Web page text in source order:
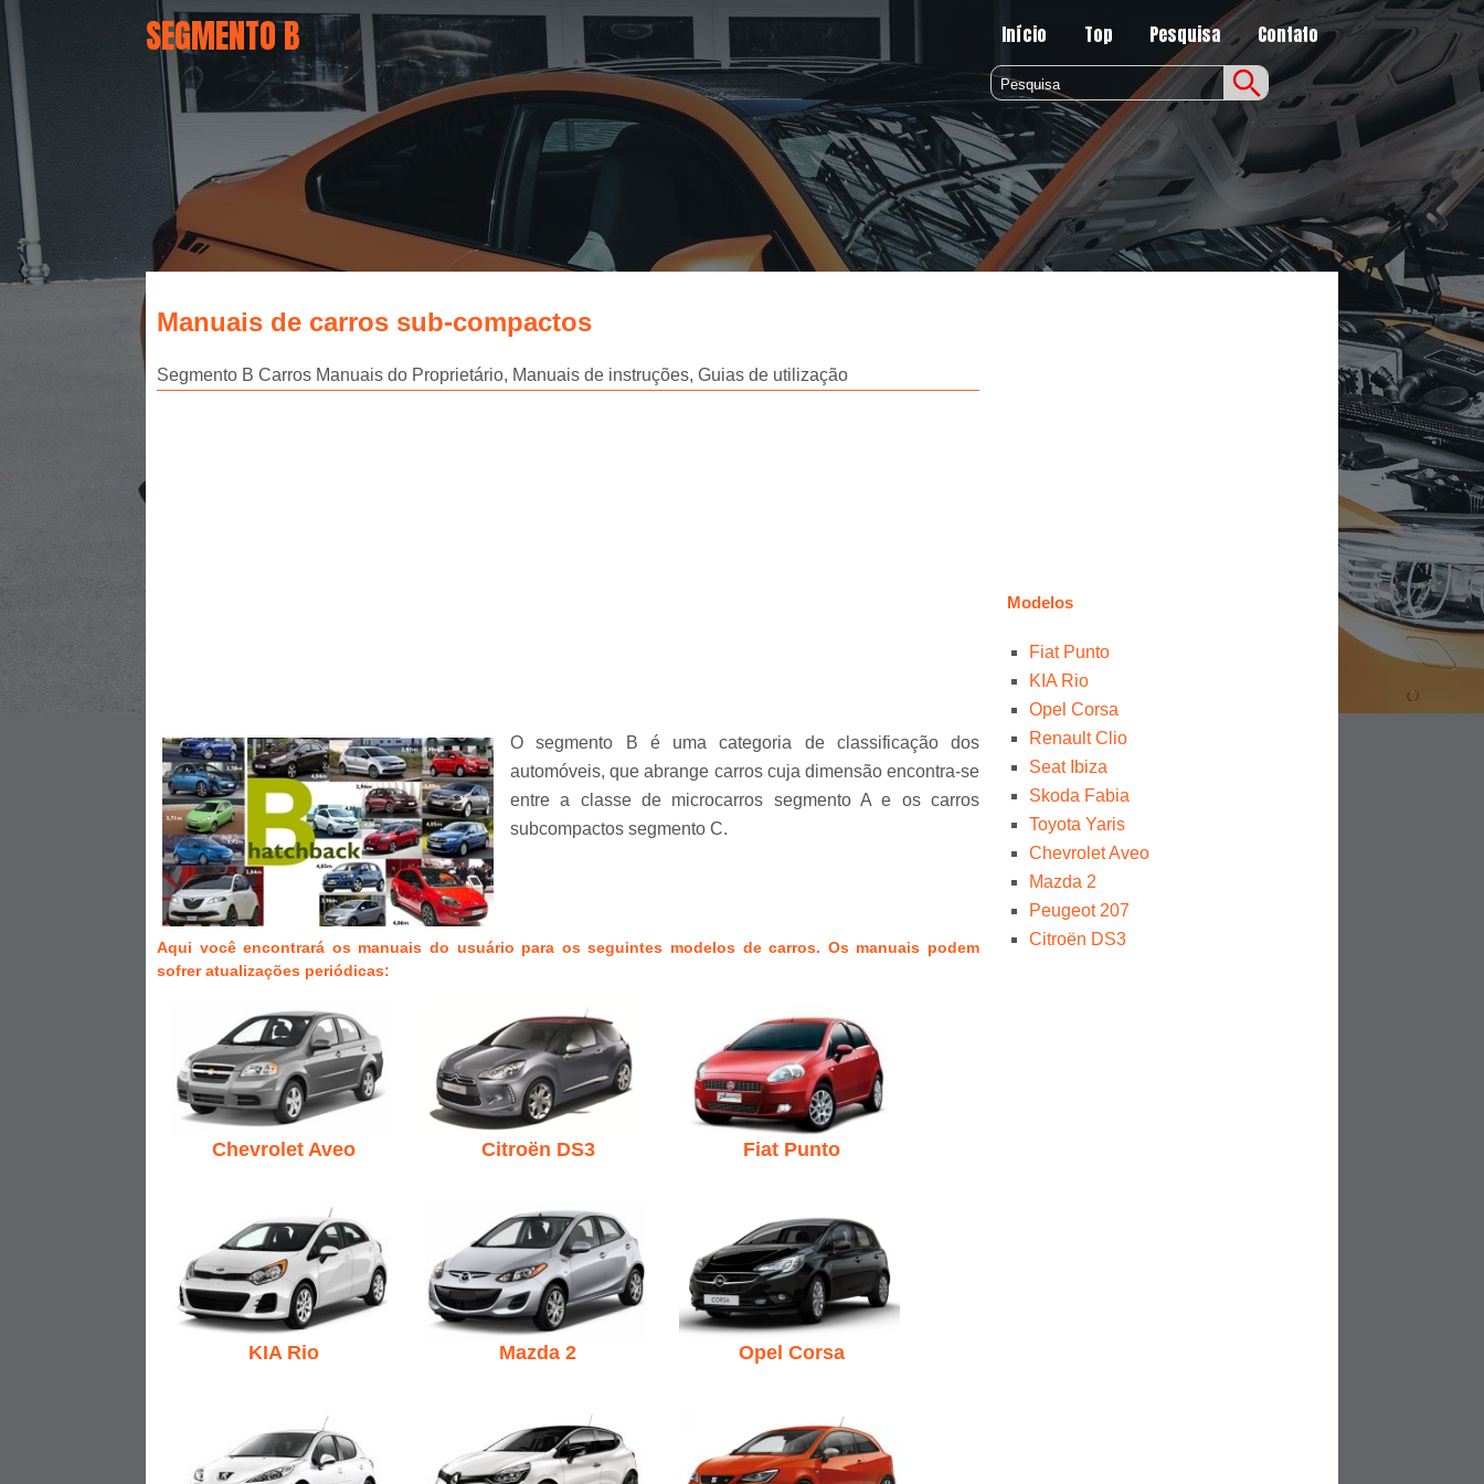
SEGMENTO B Início Top Pesquisa Contato
Manuais de carros sub-compactos
Segmento B Сarros Manuais do Proprietário, Manuais de instruções, Guias de utilização
O segmento B é uma categoria de classificação dos
automóveis, que abrange carros cuja dimensão encontra-se
entre a classe de microcarros segmento A e os carros
subcompactos segmento C.
Aqui você encontrará os manuais do usuário para os seguintes modelos de carros. Os manuais podem
sofrer atualizações periódicas:
Chevrolet Aveo Citroën DS3 Fiat Punto
KIA Rio Mazda 2 Opel Corsa
Modelos
Fiat Punto
KIA Rio
Opel Corsa
Renault Clio
Seat Ibiza
Skoda Fabia
Toyota Yaris
Chevrolet Aveo
Mazda 2
Peugeot 207
Citroën DS3